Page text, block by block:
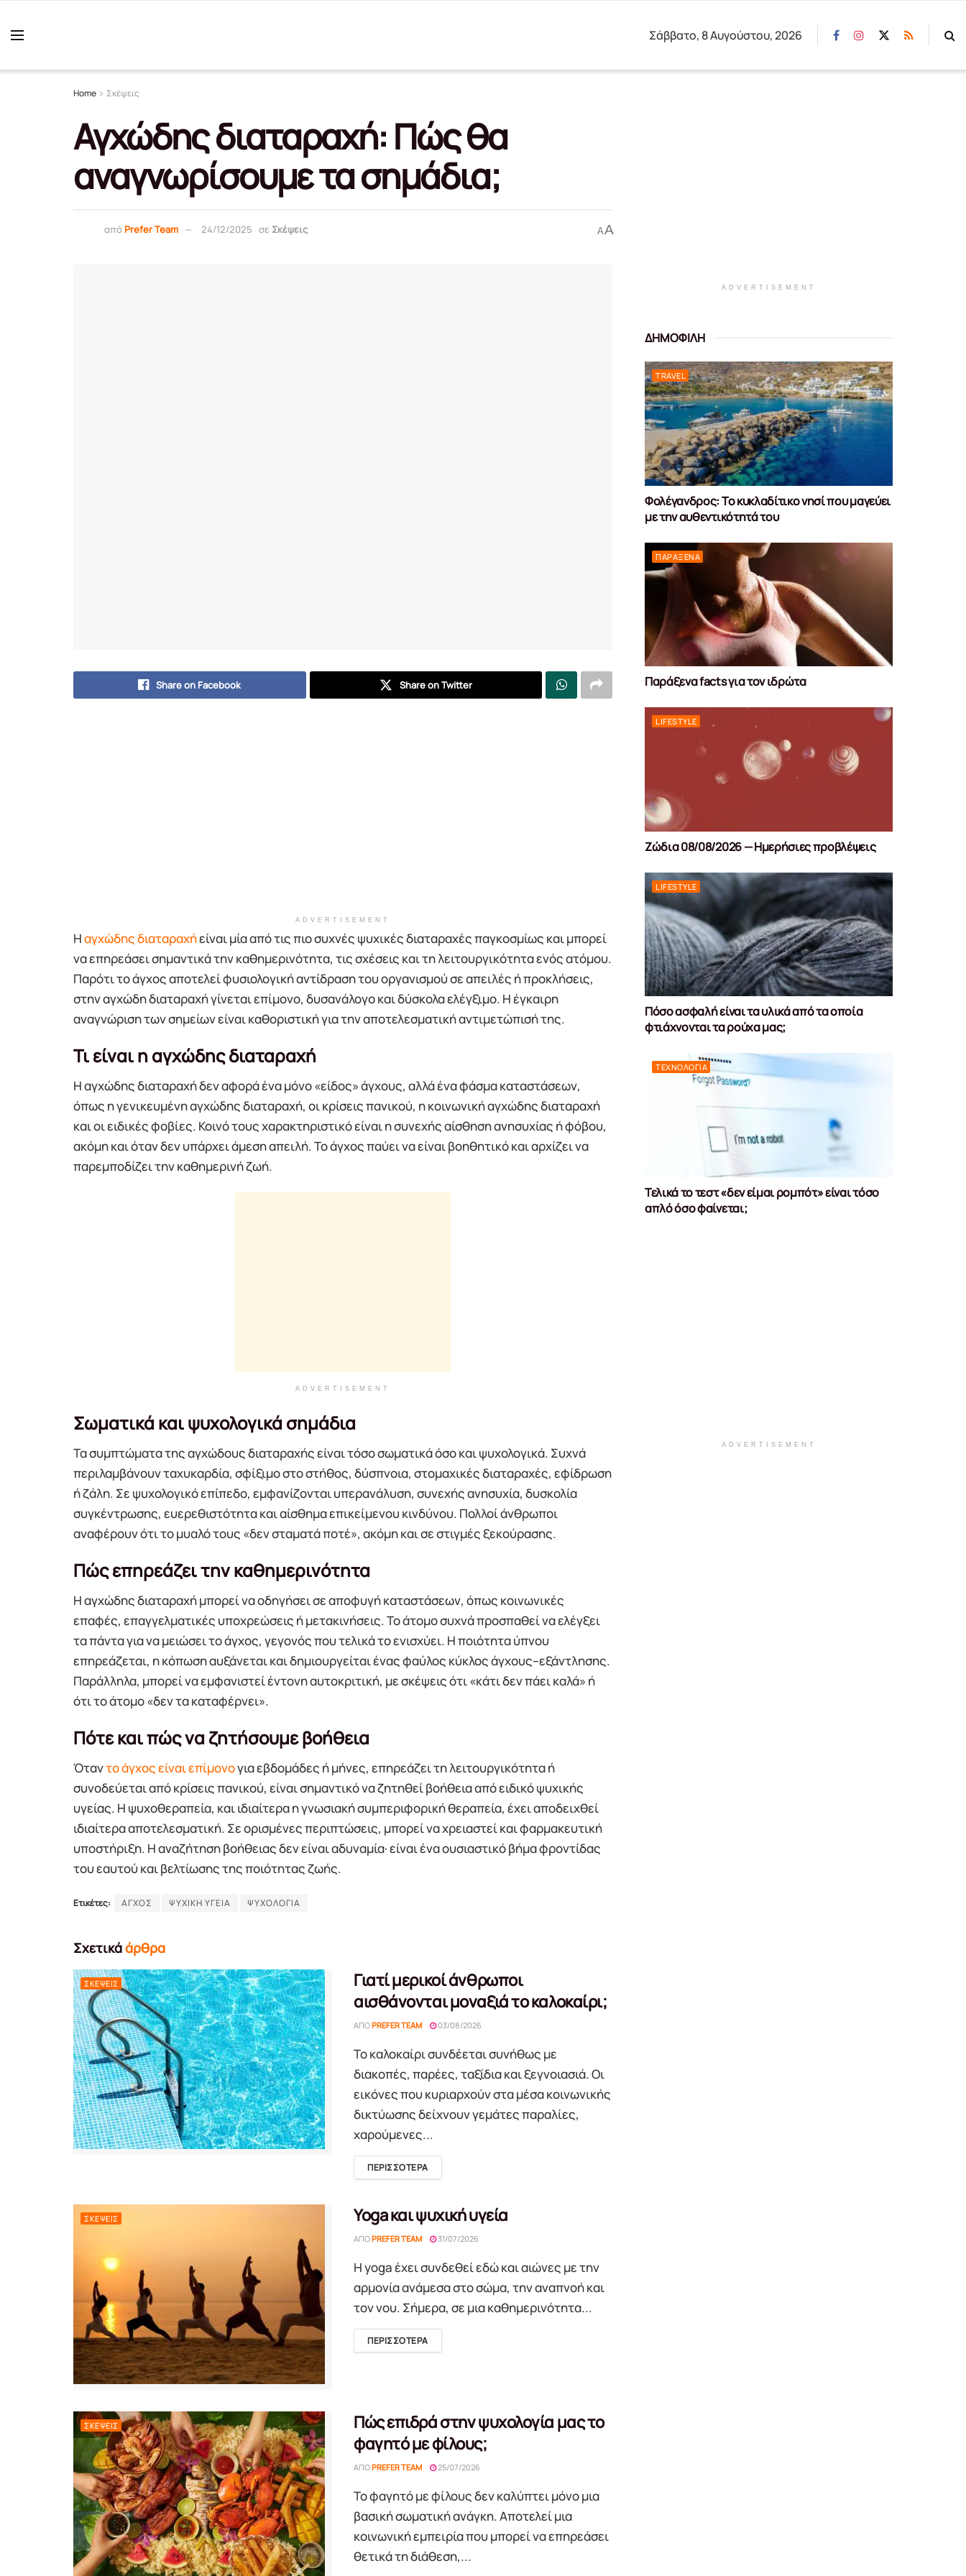
Σάββατο, 8 Αυγούστου, 2026
Home Σκέψεις
Αγχώδης διαταραχή: Πώς θα
αναγνωρίσουμε τα σημάδια;
απόPrefer Team 24/12/2025 σε Σκέψεις AA
Share on Facebook Share on Twitter
ADVERTISEMENT
Ηαγχώδης διαταραχήείναι μία από τις πιο συχνές ψυχικές διαταραχές παγκοσμίως και μπορεί
να επηρεάσει σημαντικά την καθημερινότητα, τις σχέσεις και τη λειτουργικότητα ενός ατόμου.
Παρότι το άγχος αποτελεί φυσιολογική αντίδραση του οργανισμού σε απειλές ή προκλήσεις,
στην αγχώδη διαταραχή γίνεται επίμονο, δυσανάλογο και δύσκολα ελέγξιμο. Η έγκαιρη
αναγνώριση των σημείων είναι καθοριστική για την αποτελεσματική αντιμετώπισή της.
Τι είναι η αγχώδης διαταραχή
Η αγχώδης διαταραχή δεν αφορά ένα μόνο «είδος» άγχους, αλλά ένα φάσμα καταστάσεων,
όπως η γενικευμένη αγχώδης διαταραχή, οι κρίσεις πανικού, η κοινωνική αγχώδης διαταραχή
και οι ειδικές φοβίες. Κοινό τους χαρακτηριστικό είναι η συνεχής αίσθηση ανησυχίας ή φόβου,
ακόμη και όταν δεν υπάρχει άμεση απειλή. Το άγχος παύει να είναι βοηθητικό και αρχίζει να
παρεμποδίζει την καθημερινή ζωή.
ADVERTISEMENT
Σωματικά και ψυχολογικά σημάδια
Τα συμπτώματα της αγχώδους διαταραχής είναι τόσο σωματικά όσο και ψυχολογικά. Συχνά
περιλαμβάνουν ταχυκαρδία, σφίξιμο στο στήθος, δύσπνοια, στομαχικές διαταραχές, εφίδρωση
ή ζάλη. Σε ψυχολογικό επίπεδο, εμφανίζονται υπερανάλυση, συνεχής ανησυχία, δυσκολία
συγκέντρωσης, ευερεθιστότητα και αίσθημα επικείμενου κινδύνου. Πολλοί άνθρωποι
αναφέρουν ότι το μυαλό τους «δεν σταματά ποτέ», ακόμη και σε στιγμές ξεκούρασης.
Πώς επηρεάζει την καθημερινότητα
Η αγχώδης διαταραχή μπορεί να οδηγήσει σε αποφυγή καταστάσεων, όπως κοινωνικές
επαφές, επαγγελματικές υποχρεώσεις ή μετακινήσεις. Το άτομο συχνά προσπαθεί να ελέγξει
τα πάντα για να μειώσει το άγχος, γεγονός που τελικά το ενισχύει. Η ποιότητα ύπνου
επηρεάζεται, η κόπωση αυξάνεται και δημιουργείται ένας φαύλος κύκλος άγχους–εξάντλησης.
Παράλληλα, μπορεί να εμφανιστεί έντονη αυτοκριτική, με σκέψεις ότι «κάτι δεν πάει καλά» ή
ότι το άτομο «δεν τα καταφέρνει».
Πότε και πώς να ζητήσουμε βοήθεια
Όταντο άγχος είναι επίμονογια εβδομάδες ή μήνες, επηρεάζει τη λειτουργικότητα ή
συνοδεύεται από κρίσεις πανικού, είναι σημαντικό να ζητηθεί βοήθεια από ειδικό ψυχικής
υγείας. Η ψυχοθεραπεία, και ιδιαίτερα η γνωσιακή συμπεριφορική θεραπεία, έχει αποδειχθεί
ιδιαίτερα αποτελεσματική. Σε ορισμένες περιπτώσεις, μπορεί να χρειαστεί και φαρμακευτική
υποστήριξη. Η αναζήτηση βοήθειας δεν είναι αδυναμία· είναι ένα ουσιαστικό βήμα φροντίδας
του εαυτού και βελτίωσης της ποιότητας ζωής.
Ετικέτες: ΑΓΧΟΣ ΨΥΧΙΚΗ ΥΓΕΙΑ ΨΥΧΟΛΟΓΙΑ
Σχετικάάρθρα
ΣΚΈΨΕΙΣ
Γιατί μερικοί άνθρωποι
αισθάνονται μοναξιά το καλοκαίρι;
ΑΠΌPREFER TEAM 03/08/2026
Το καλοκαίρι συνδέεται συνήθως με
διακοπές, παρέες, ταξίδια και ξεγνοιασιά. Οι
εικόνες που κυριαρχούν στα μέσα κοινωνικής
δικτύωσης δείχνουν γεμάτες παραλίες,
χαρούμενες...
ΠΕΡΙΣΣΟΤΕΡΑDETAILS
ΣΚΈΨΕΙΣ Yoga και ψυχική υγεία
ΑΠΌPREFER TEAM 31/07/2026
Η yoga έχει συνδεθεί εδώ και αιώνες με την
αρμονία ανάμεσα στο σώμα, την αναπνοή και
τον νου. Σήμερα, σε μια καθημερινότητα...
ΠΕΡΙΣΣΟΤΕΡΑDETAILS
ΣΚΈΨΕΙΣ
Πώς επιδρά στην ψυχολογία μας το
φαγητό με φίλους;
ΑΠΌPREFER TEAM 25/07/2026
Το φαγητό με φίλους δεν καλύπτει μόνο μια
βασική σωματική ανάγκη. Αποτελεί μια
κοινωνική εμπειρία που μπορεί να επηρεάσει
θετικά τη διάθεση,...
ADVERTISEMENT
ΔΗΜΟΦΙΛΗ
TRAVEL
Φολέγανδρος: Το κυκλαδίτικο νησί που μαγεύει
με την αυθεντικότητά του
ΠΑΡΆΞΕΝΑ
Παράξενα facts για τον ιδρώτα
LIFESTYLE
Ζώδια 08/08/2026 — Ημερήσιες προβλέψεις
LIFESTYLE
Πόσο ασφαλή είναι τα υλικά από τα οποία
φτιάχνονται τα ρούχα μας;
ΤΕΧΝΟΛΟΓΊΑ
Τελικά το τεστ «δεν είμαι ρομπότ» είναι τόσο
απλό όσο φαίνεται;
ADVERTISEMENT